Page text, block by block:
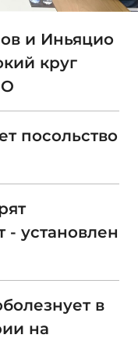
и Иньяцио
круг
посольство
- установлен
в
на